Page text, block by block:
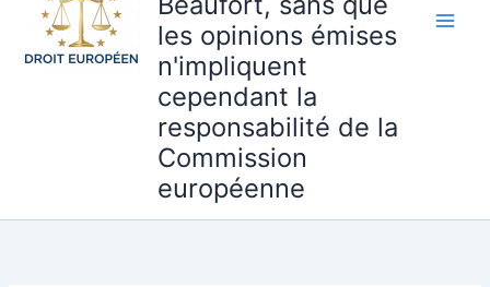
les opinions émises
n'impliquent
cependant la
responsabilité de la
Commission
européenne